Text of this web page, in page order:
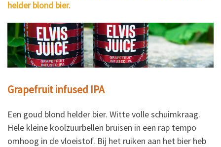
helder blond bier.
Grapefruit infused IPA
Een goud blond helder bier. Witte volle schuimkraag.
Hele kleine koolzuurbellen bruisen in een rap tempo
omhoog in de vloeistof. Bij het ruiken aan het bier heb